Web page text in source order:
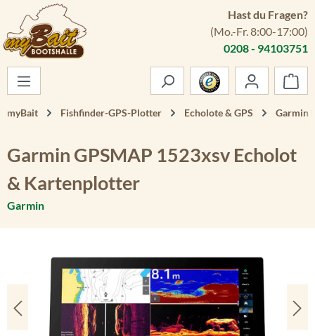
Zum Hauptinhalt springen
Hast du Fragen?
(Mo.-Fr. 8:00-17:00)
0208 - 94103751
myBait Fishfinder-GPS-Plotter Echolote & GPS Garmin
Garmin GPSMAP 1523xsv Echolot
& Kartenplotter
Garmin